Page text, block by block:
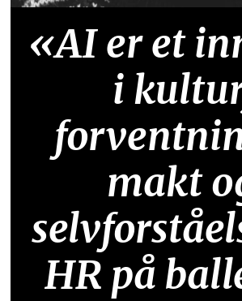
«AI er et
i
makt
HR på